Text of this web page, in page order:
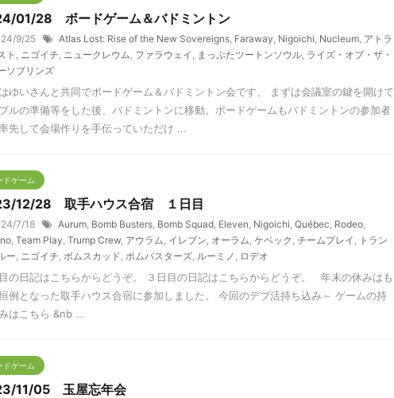
01/28 ボードゲーム＆バドミントン
9/25 Atlas Lost: Rise of the New Sovereigns, Faraway, Nigoichi, Nucleum, アトラ
ト , ニゴイチ, ニュークレウム, ファラウェイ , まっぷたツートンソウル, ライズ・オブ・ザ・
ソブリンズ
ゆいさんと共同でボードゲーム＆バドミントン会です。 まずは会議室の鍵を開けて
ルの準備等をした後、バドミントンに移動。ボードゲームもバドミントンの参加者
先して会場作りを手伝っていただけ ...
ドゲーム
12/28 取手ハウス合宿 １日目
7/18 Aurum, Bomb Busters, Bomb Squad, Eleven, Nigoichi, Québec, Rodeo,
, Team Play, Trump Crew, アウラム, イレブン, オーラム, ケベック , チームプレイ , トラン
ー, ニゴイチ, ボムスカッド, ボムバスターズ, ルーミノ , ロデオ
の日記はこちらからどうぞ。 ３日目の日記はこちらからどうぞ。 年末の休みはも
例となった取手ハウス合宿に参加しました。 今回のデブ活持ち込み～ ゲームの持
はこちら &nb ...
ドゲーム
11/05 玉屋忘年会